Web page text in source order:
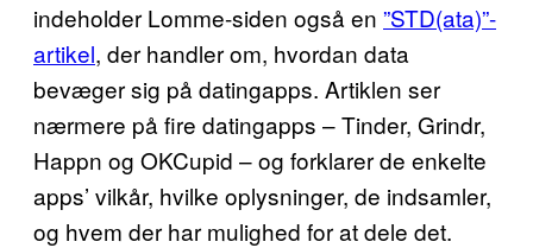
indeholder Lomme-siden også en ”STD(ata)”-
artikel, der handler om, hvordan data
bevæger sig på datingapps. Artiklen ser
nærmere på fire datingapps – Tinder, Grindr,
Happn og OKCupid – og forklarer de enkelte
apps’ vilkår, hvilke oplysninger, de indsamler,
og hvem der har mulighed for at dele det.